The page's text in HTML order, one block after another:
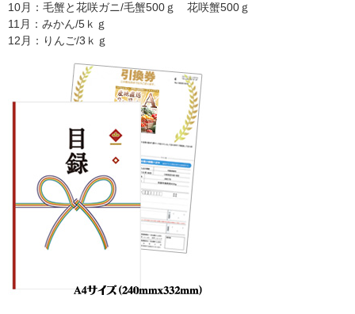
10月：毛蟹と花咲ガニ/毛蟹500ｇ 花咲蟹500ｇ
11月：みかん/5ｋｇ
12月：りんご/3ｋｇ